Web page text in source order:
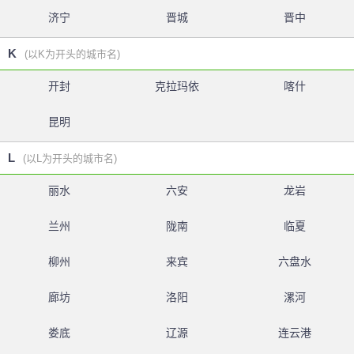
济宁 晋城 晋中
K (以K为开头的城市名)
开封 克拉玛依 喀什
昆明
L (以L为开头的城市名)
丽水 六安 龙岩
兰州 陇南 临夏
柳州 来宾 六盘水
廊坊 洛阳 漯河
娄底 辽源 连云港